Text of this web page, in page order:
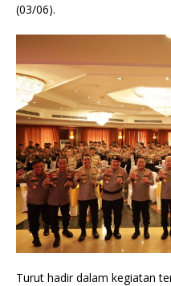
(03/06).
Turut hadir dalam kegiatan